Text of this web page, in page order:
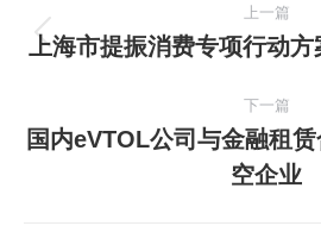
章
航
上一篇
上
篇
文
章：
上海市提振消费专项行动
下一篇
下
一
国内eVTOL公司与金融租
空企业